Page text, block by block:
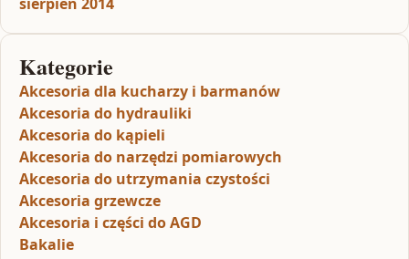
Kategorie
Akcesoria dla kucharzy i barmanów
Akcesoria do hydrauliki
Akcesoria do kąpieli
Akcesoria do narzędzi pomiarowych
Akcesoria do utrzymania czystości
Akcesoria grzewcze
Akcesoria i części do AGD
Bakalie